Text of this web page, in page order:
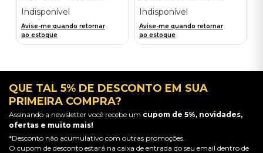
Indisponível
Avise-me quando retornar
ao estoque
Indisponível
Avise-me quando retornar
ao estoque
QUE TAL 5% DE DESCONTO EM SUA
PRIMEIRA COMPRA?
Assinando a newsletter você recebe um cupom de 5%, novidades,
ofertas e muito mais!
*Desconto não acumulativo com outras promoções.
O cupom de desconto estará na caixa de entrada do seu email dentro de